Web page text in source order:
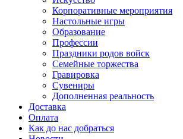
Корпоративные мероприятия
Настольные игры
Образование
Профессии
Праздники родов войск
Семейные торжества
Гравировка
Сувениры
Дополненная реальность
Доставка
Оплата
Как до нас добраться